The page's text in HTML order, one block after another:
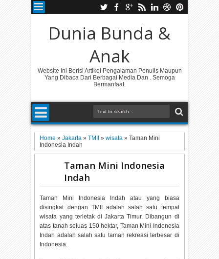
Dunia Bunda &
Anak
Website Ini Berisi Artikel Pengalaman Penulis Maupun
Yang Dibaca Dari Berbagai Media Dan . Semoga
Bermanfaat.
Home»Jakarta»TMII»wisata»Taman Mini
Indonesia Indah
Taman Mini Indonesia
Indah
Taman Mini Indonesia Indah atau yang biasa
disingkat dengan TMII adalah salah satu tempat
wisata yang terletak di Jakarta Timur. Dibangun di
atas tanah seluas 150 hektar, Taman Mini Indonesia
Indah adalah salah satu taman rekreasi terbesar di
Indonesia.